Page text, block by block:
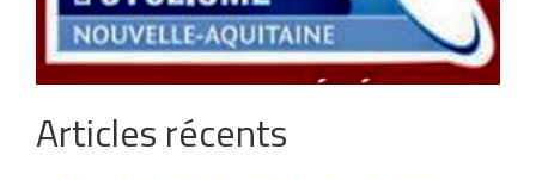
Articles récents